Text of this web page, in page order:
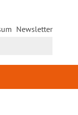
Newsletter